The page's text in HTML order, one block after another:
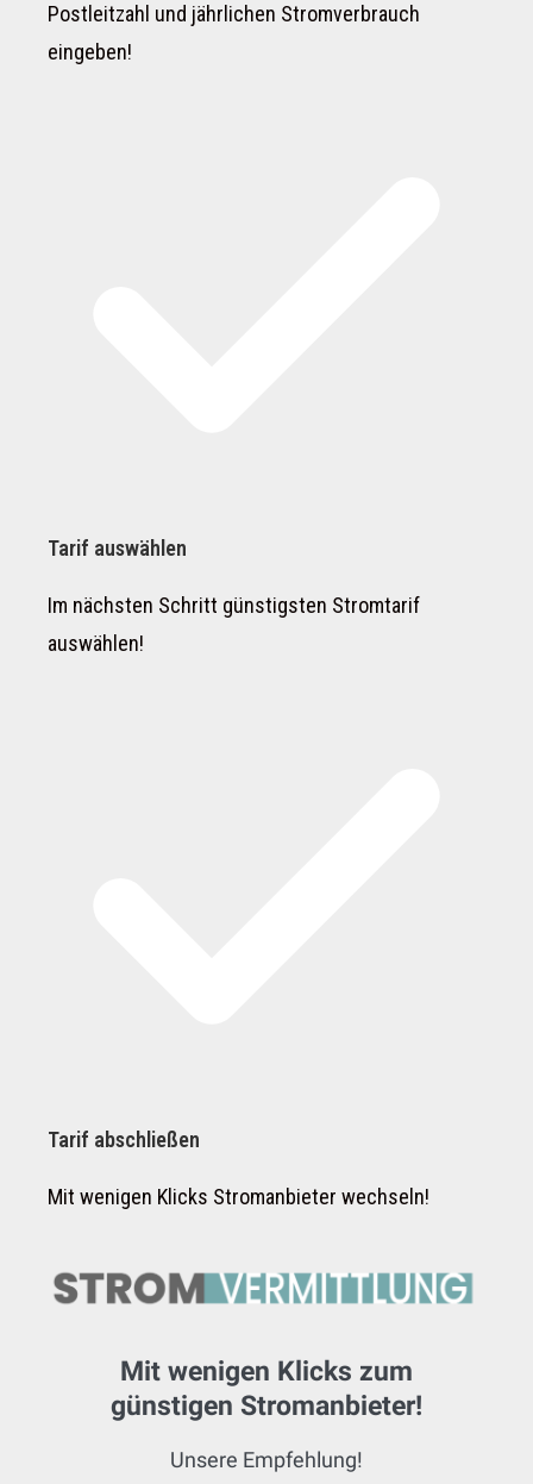
Postleitzahl und jährlichen Stromverbrauch
eingeben!
Tarif auswählen
Im nächsten Schritt günstigsten Stromtarif
auswählen!
Tarif abschließen
Mit wenigen Klicks Stromanbieter wechseln!
Mit wenigen Klicks zum
günstigen Stromanbieter!
Unsere Empfehlung!